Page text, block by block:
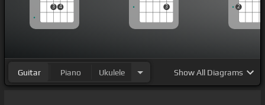
3 4
3
2
Guitar Piano Ukulele ShowAll Diagrams